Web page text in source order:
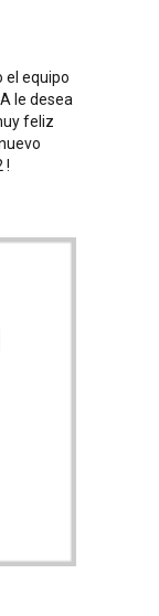
el equipo
le desea
feliz
!